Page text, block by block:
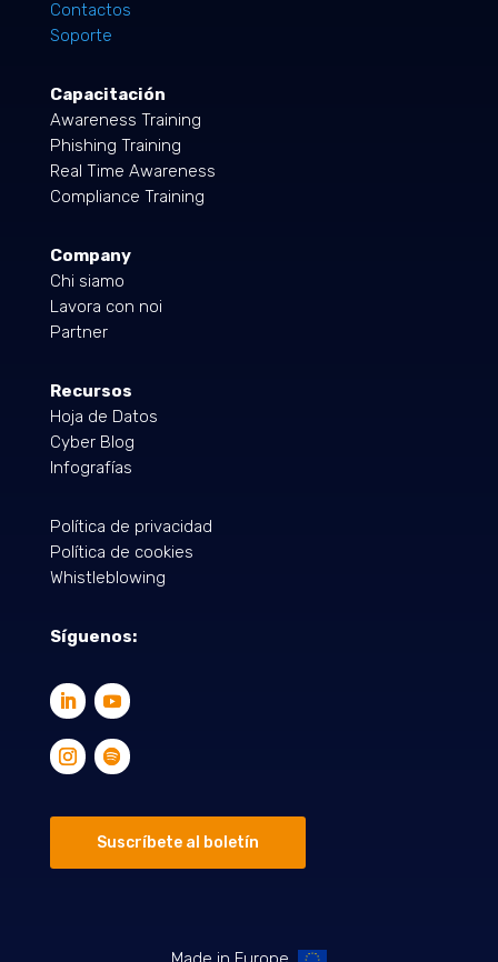
Contactos
Soporte
Capacitación
Awareness Training
Phishing Training
Real Time Awareness
Compliance Training
Company
Chi siamo
Lavora con noi
Partner
Recursos
Hoja de Datos
Cyber Blog
Infografías
Política de privacidad
Política de cookies
Whistleblowing
Síguenos:
Suscríbete al boletín